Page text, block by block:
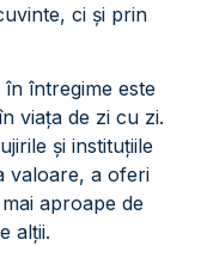
ci și prin
întregime este
viața de zi cu zi.
și instituțiile
valoare, a oferi
aproape de
alții.